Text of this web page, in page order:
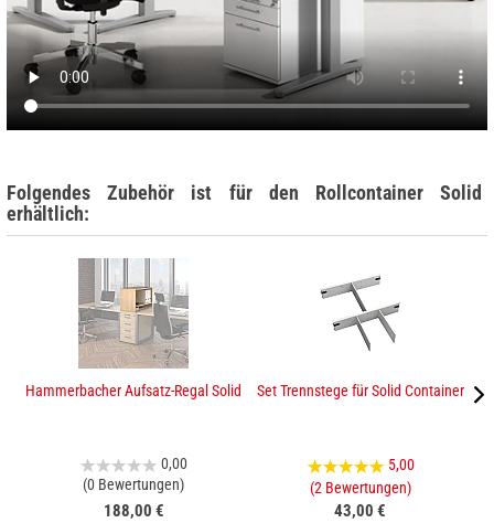
Folgendes Zubehör ist für den Rollcontainer Solid
erhältlich:
Hammerbacher Aufsatz-Regal Solid
0,00
(0 Bewertungen)
188,00 €
Set Trennstege für Solid Container
5,00
(2 Bewertungen)
43,00 €